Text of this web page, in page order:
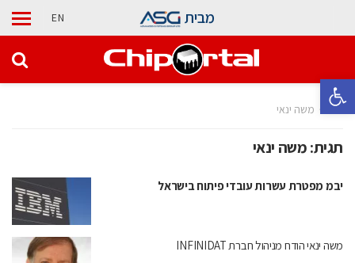
פתח סרגל נגישות
מבית EN
בית משה ינאי
תגית:משה ינאי
יבמ מפטרת עשרות עובדי פיתוח בישראל
משה ינאי הודח מניהול חברת INFINIDAT